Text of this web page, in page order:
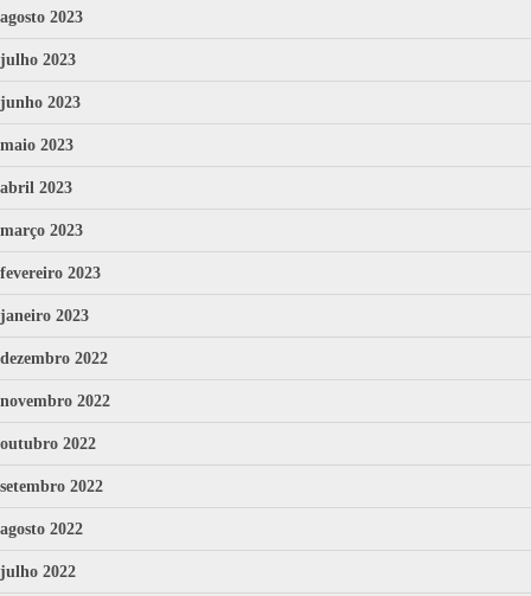
agosto 2023
julho 2023
junho 2023
maio 2023
abril 2023
março 2023
fevereiro 2023
janeiro 2023
dezembro 2022
novembro 2022
outubro 2022
setembro 2022
agosto 2022
julho 2022